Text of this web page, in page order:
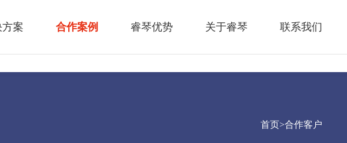
案 合作案例 睿琴优势 关于睿琴 联系我们
首页>合作客户